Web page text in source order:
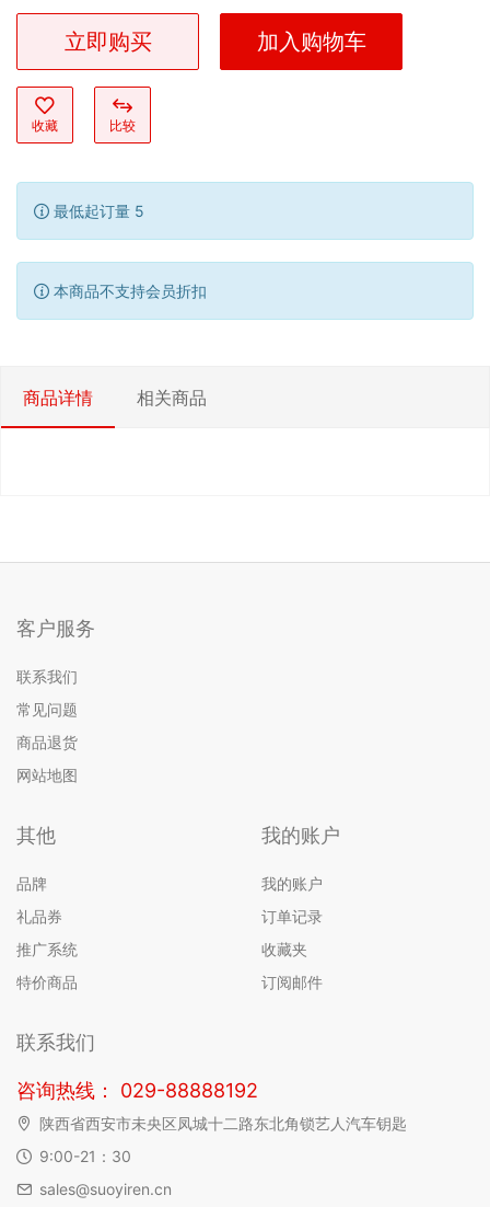
立即购买 加入购物车
收藏 比较
最低起订量 5
本商品不支持会员折扣
商品详情 相关商品
客户服务
联系我们
常见问题
商品退货
网站地图
其他
品牌
礼品券
推广系统
特价商品
我的账户
我的账户
订单记录
收藏夹
订阅邮件
联系我们
咨询热线： 029-88888192
陕西省西安市未央区凤城十二路东北角锁艺人汽车钥匙
9:00-21：30
sales@suoyiren.cn